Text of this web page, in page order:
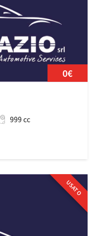
0€
999 cc
USATO